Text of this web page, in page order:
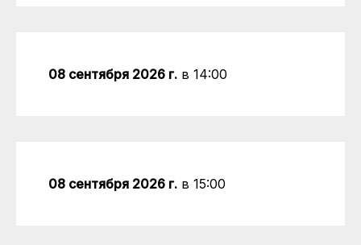
08 сентября 2026 г. в 14:00
08 сентября 2026 г. в 15:00